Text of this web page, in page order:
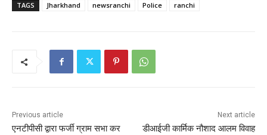
TAGS Jharkhand newsranchi Police ranchi
Previous article
एनटीपीसी द्वारा फर्जी ग्राम सभा कर
Next article
डीआईजी कार्मिक नौशाद आलम विवाह